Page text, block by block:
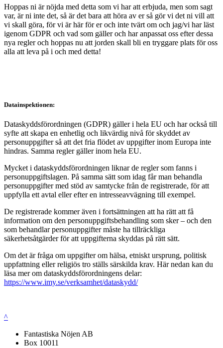
Hoppas ni är nöjda med detta som vi har att erbjuda, men som sagt
var, är ni inte det, så är det bara att höra av er så gör vi det ni vill att
vi skall göra, för vi är här för er och inte tvärt om och jag/vi har läst
igenom GDPR och vad som gäller och har anpassat oss efter dessa
nya regler och hoppas nu att jorden skall bli en tryggare plats för oss
alla att leva på i och med detta!
Datainspektionen:
Dataskyddsförordningen (GDPR) gäller i hela EU och har också till
syfte att skapa en enhetlig och likvärdig nivå för skyddet av
personuppgifter så att det fria flödet av uppgifter inom Europa inte
hindras. Samma regler gäller inom hela EU.
Mycket i dataskyddsförordningen liknar de regler som fanns i
personuppgiftslagen. På samma sätt som idag får man behandla
personuppgifter med stöd av samtycke från de registrerade, för att
uppfylla ett avtal eller efter en intresseavvägning till exempel.
De registrerade kommer även i fortsättningen att ha rätt att få
information om den personuppgiftsbehandling som sker – och den
som behandlar personuppgifter måste ha tillräckliga
säkerhetsåtgärder för att uppgifterna skyddas på rätt sätt.
Om det är fråga om uppgifter om hälsa, etniskt ursprung, politisk
uppfattning eller religiös tro ställs särskilda krav. Här nedan kan du
läsa mer om dataskyddsförordningens delar:
https://www.imy.se/verksamhet/dataskydd/
^
Fantastiska Nöjen AB
Box 10011